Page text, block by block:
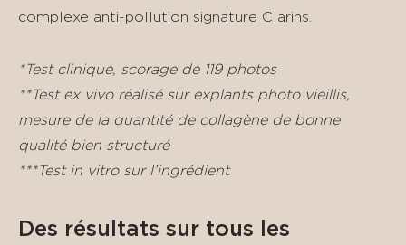
complexe anti-pollution signature Clarins.
*Test clinique, scorage de 119 photos
**Test ex vivo réalisé sur explants photo vieillis,
mesure de la quantité de collagène de bonne
qualité bien structuré
***Test in vitro sur l’ingrédient
Des résultats sur tous les